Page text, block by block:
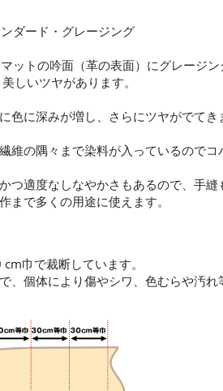
ダード・グレージング
ットの吟面（革の表面）にグレージン
しいツヤがあります。
色に深みが増し、さらにツヤがでてき
維の隅々まで染料が入っているので
つ適度なしなやかさもあるので、手縫
まで多くの用途に使えます。
巾で裁断しています。
、個体により傷やシワ、色むらや汚れ